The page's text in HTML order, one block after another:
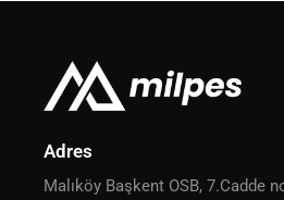
Adres
Malıköy Başkent OSB, 7.Cadde